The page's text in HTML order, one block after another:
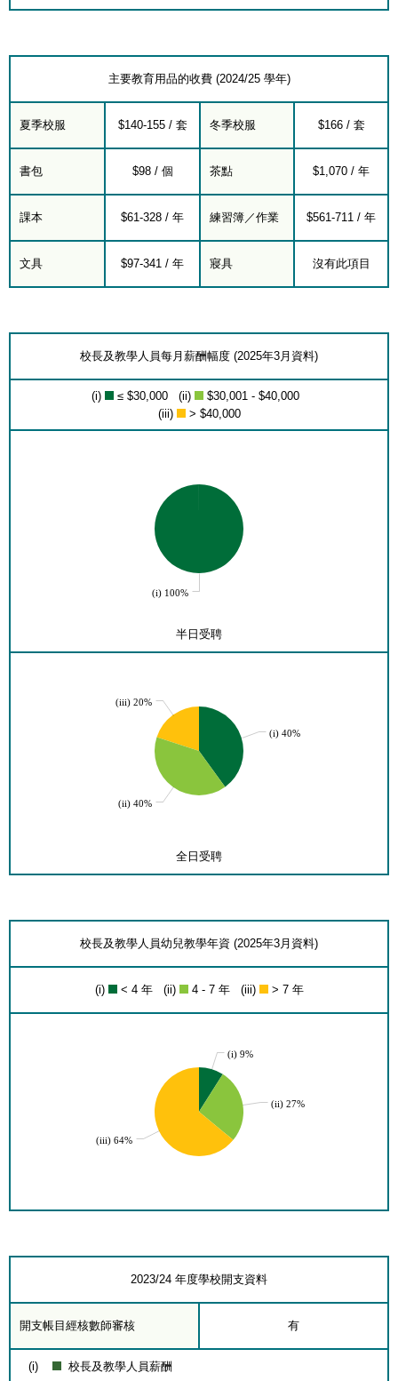
主要教育用品的收費 (2024/25 學年)
夏季校服 $140-155 / 套 冬季校服 $166 / 套
書包 $98 / 個 茶點 $1,070 / 年
課本 $61-328 / 年 練習簿／作業 $561-711 / 年
文具 $97-341 / 年 寢具 沒有此項目
校長及教學人員每月薪酬幅度 (2025年3月資料)
(i) ≤ $30,000 (ii)
$30,001 - $40,000
(iii)
> $40,000
(i) 100%
半日受聘
(iii) 20%
(i) 40%
(ii) 40%
全日受聘
校長及教學人員幼兒教學年資 (2025年3月資料)
(i) < 4 年 (ii) 4 - 7 年 (iii) > 7 年
(i) 9%
(ii) 27%
(iii) 64%
2023/24 年度學校開支資料
開支帳目經核數師審核 有
(i)
校長及教學人員薪酬